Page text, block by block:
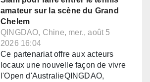
amateur sur la scène du Grand
Chelem
QINGDAO, Chine, mer., août 5
2026 16:04
Ce partenariat offre aux acteurs
locaux une nouvelle façon de vivre
l'Open d'AustralieQINGDAO,